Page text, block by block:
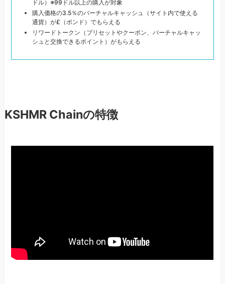
ドル）※99ドル以上の購入が対象
購入価格の3.5％のバーチャルキャッシュ（サイト内で使える
通貨）が£（ポンド）でもらえる
リワードトークン（プリセットやクーポン、バーチャルキャッ
シュと交換できるポイント）がもらえる
KSHMR Chainの特徴